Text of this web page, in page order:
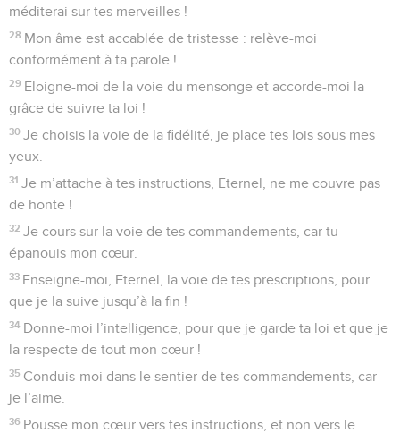
méditerai sur tes merveilles !
28 Mon âme est accablée de tristesse : relève-moi
conformément à ta parole !
29 Eloigne-moi de la voie du mensonge et accorde-moi la
grâce de suivre ta loi !
30 Je choisis la voie de la fidélité, je place tes lois sous mes
yeux.
31 Je m’attache à tes instructions, Eternel, ne me couvre pas
de honte !
32 Je cours sur la voie de tes commandements, car tu
épanouis mon cœur.
33 Enseigne-moi, Eternel, la voie de tes prescriptions, pour
que je la suive jusqu’à la fin !
34 Donne-moi l’intelligence, pour que je garde ta loi et que je
la respecte de tout mon cœur !
35 Conduis-moi dans le sentier de tes commandements, car
je l’aime.
36 Pousse mon cœur vers tes instructions, et non vers le